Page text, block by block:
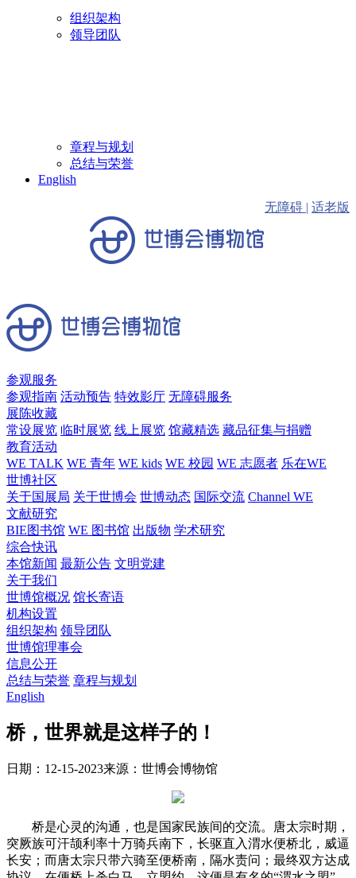
组织架构
领导团队
章程与规划
总结与荣誉
English
无障碍 | 适老版
参观服务
参观指南 活动预告 特效影厅 无障碍服务
展陈收藏
常设展览 临时展览 线上展览 馆藏精选 藏品征集与捐赠
教育活动
WE TALK WE 青年 WE kids WE 校园 WE 志愿者 乐在WE
世博社区
关于国展局 关于世博会 世博动态 国际交流 Channel WE
文献研究
BIE图书馆 WE 图书馆 出版物 学术研究
综合快讯
本馆新闻 最新公告 文明党建
关于我们
世博馆概况 馆长寄语
机构设置
组织架构 领导团队
世博馆理事会
信息公开
总结与荣誉 章程与规划
English
桥，世界就是这样子的！
日期：12-15-2023来源：世博会博物馆
桥是心灵的沟通，也是国家民族间的交流。唐太宗时期，
突厥族可汗颉利率十万骑兵南下，长驱直入渭水便桥北，威逼
长安；而唐太宗只带六骑至便桥南，隔水责问；最终双方达成